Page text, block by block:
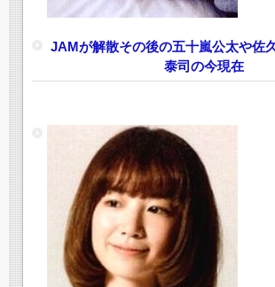
JAMが解散その後の五十嵐公太や佐
泰司の今現在